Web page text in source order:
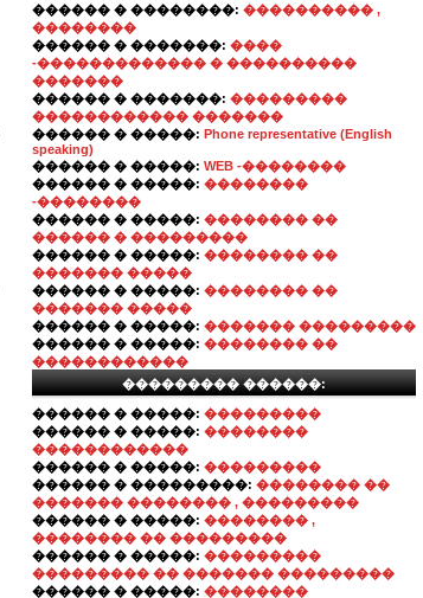
������ � ��������: ���������� ,
��������
������ � �������: ����
-������������� � ����������
�������
������ � �������: ���������
������������ �������
������ � �����: Phone representative (English
speaking)
������ � �����: WEB -��������
������ � �����: ��������
-��������
������ � �����: �������� ��
������ � ���������
������ � �����: �������� ��
������� �����
������ � �����: �������� ��
������� �����
������ � �����: ������� ���������
������ � �����: �������� ��
������������
��������� ������:
������ � �����: ���������
������ � �����: ��������
������������
������ � �����: ���������
������ � ���������: �������� ��
������� �������� , ���������
������ � �����: �������� ,
�������� �� ���������
������ � �����: ���������
��������� �� ������� ���������
������ � �����: ��������